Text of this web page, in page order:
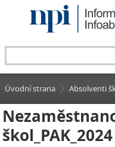
Úvodní strana Absolventi
škol_PAK_2024